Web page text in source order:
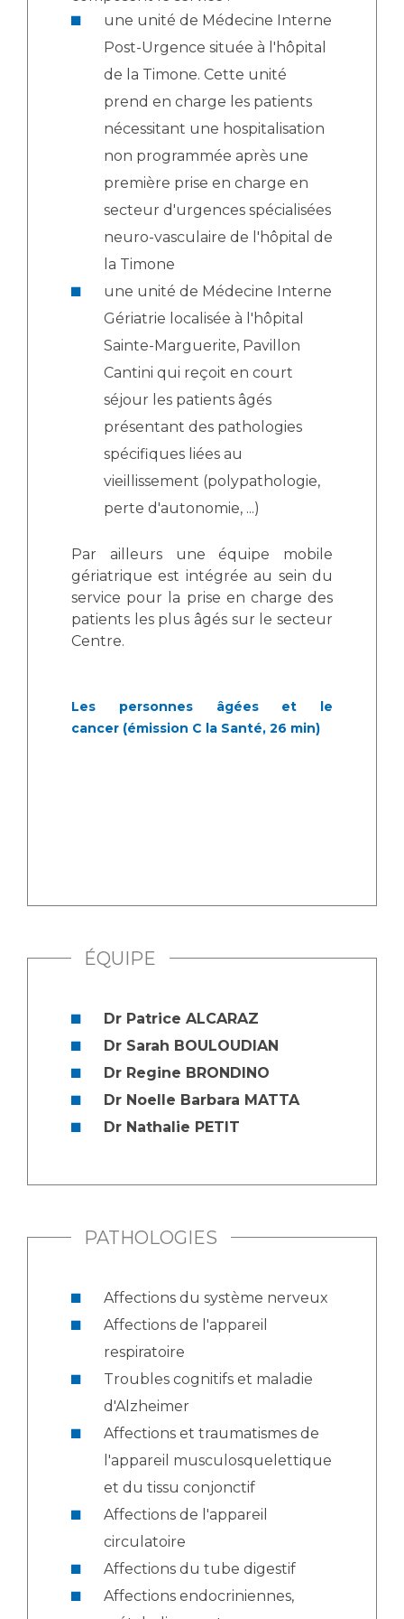
Salon des familles
Vos droits, vos devoirs
Handicap
Pôle Médecine Physique et Réadaptation
Mouvement Parcours Handicap 13
Activité physique
Médecine nucléaire
Maladies rares
Maternité Hôpital Nord
Vos représentants
Les recherches en santé à l’AP-HM
Les structures de recherche
Écoles et Instituts de Formation
Professionnels de santé
Adresser un patient
Réseaux de soins
Adresser un examen au Laboratoire de Biologie
Radiologie / Imagerie
Cancérologie
Les pôles d'activité médicale
Anatomie et Cytologie Pathologiques
Adresser un examen au Laboratoire d'Infectiologie
Centres de référence Maladies Rares
Plateforme d'Expertise Maladies Rares
Presse / Multimédia
Communiqués de presse
Dossiers de presse
Fournisseurs
une unité de Médecine Interne
Post-Urgence située à l'hôpital
de la Timone. Cette unité
prend en charge les patients
nécessitant une hospitalisation
non programmée après une
première prise en charge en
secteur d'urgences spécialisées
neuro-vasculaire de l'hôpital de
la Timone
une unité de Médecine Interne
Gériatrie localisée à l'hôpital
Sainte-Marguerite, Pavillon
Cantini qui reçoit en court
séjour les patients âgés
présentant des pathologies
spécifiques liées au
vieillissement (polypathologie,
perte d'autonomie, ...)
Par ailleurs une équipe mobile
gériatrique est intégrée au sein du
service pour la prise en charge des
patients les plus âgés sur le secteur
Centre.
Les personnes âgées et le
cancer (émission C la Santé, 26 min)
ÉQUIPE
Dr Patrice ALCARAZ
Dr Sarah BOULOUDIAN
Dr Regine BRONDINO
Dr Noelle Barbara MATTA
Dr Nathalie PETIT
PATHOLOGIES
Affections du système nerveux
Affections de l'appareil
respiratoire
Troubles cognitifs et maladie
d'Alzheimer
Affections et traumatismes de
l'appareil musculosquelettique
et du tissu conjonctif
Affections de l'appareil
circulatoire
Affections du tube digestif
Affections endocriniennes,